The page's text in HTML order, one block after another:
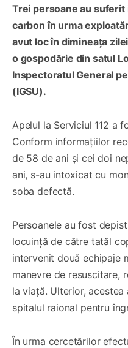
Trei persoane au
carbon în urma
avut loc în dimineața
o gospodărie din satul
Inspectoratul General
(IGSU).
Apelul la Serviciul 112 a
Conform informațiilor
de 58 de ani și cei doi
ani, s-au intoxicat cu
soba defectă.
Persoanele au fost
locuință de către tatăl
intervenit două echipaje
manevre de resuscitare,
la viață. Ulterior,
spitalul raional pentru
În urma cercetărilor